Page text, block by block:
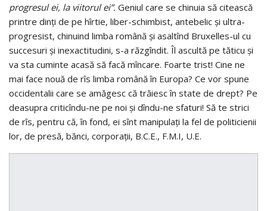
progresul ei, la viitorul ei”. Geniul care se chinuia să citească
printre dinţi de pe hîrtie, liber-schimbist, antebelic şi ultra-
progresist, chinuind limba română şi asaltînd Bruxelles-ul cu
succesuri şi inexactitudini, s-a răzgîndit. Îl ascultă pe tăticu şi
va sta cuminte acasă să facă mîncare. Foarte trist! Cine ne
mai face nouă de rîs limba română în Europa? Ce vor spune
occidentalii care se amăgesc că trăiesc în state de drept? Pe
deasupra criticîndu-ne pe noi şi dîndu-ne sfaturi! Să te strici
de rîs, pentru că, în fond, ei sînt manipulaţi la fel de politicienii
lor, de presă, bănci, corporaţii, B.C.E., F.M.I, U.E.